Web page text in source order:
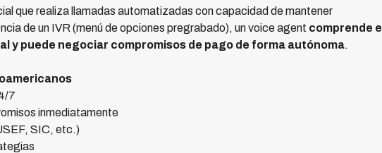
que realiza llamadas automatizadas con capacidad de mantener
de un IVR (menú de opciones pregrabado), un voice agent comprende el
y puede negociar compromisos de pago de forma autónoma.
7
inmediatamente
SIC, etc.)